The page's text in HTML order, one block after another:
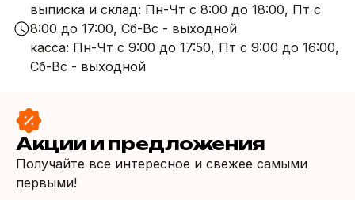
выписка и склад: Пн-Чт c 8:00 до 18:00, Пт c
8:00 до 17:00, Сб-Вс - выходной
касса: Пн-Чт с 9:00 до 17:50, Пт c 9:00 до 16:00,
Сб-Вс - выходной
Акции и предложения
Получайте все интересное и свежее самыми
первыми!